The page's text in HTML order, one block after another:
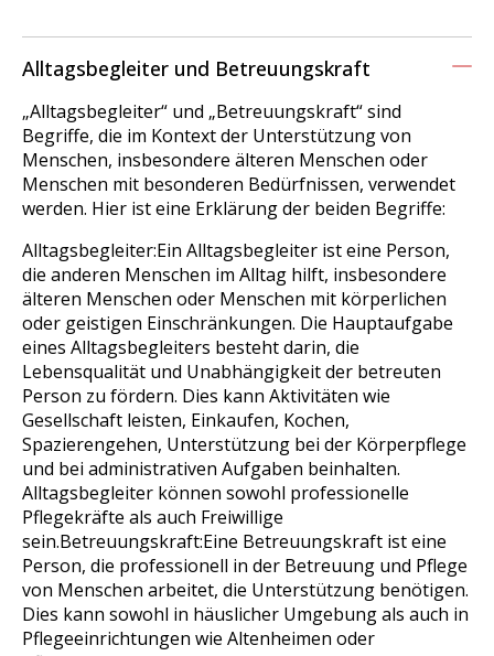
Alltagsbegleiter und Betreuungskraft
„Alltagsbegleiter“ und „Betreuungskraft“ sind
Begriffe, die im Kontext der Unterstützung von
Menschen, insbesondere älteren Menschen oder
Menschen mit besonderen Bedürfnissen, verwendet
werden. Hier ist eine Erklärung der beiden Begriffe:
Alltagsbegleiter:Ein Alltagsbegleiter ist eine Person,
die anderen Menschen im Alltag hilft, insbesondere
älteren Menschen oder Menschen mit körperlichen
oder geistigen Einschränkungen. Die Hauptaufgabe
eines Alltagsbegleiters besteht darin, die
Lebensqualität und Unabhängigkeit der betreuten
Person zu fördern. Dies kann Aktivitäten wie
Gesellschaft leisten, Einkaufen, Kochen,
Spazierengehen, Unterstützung bei der Körperpflege
und bei administrativen Aufgaben beinhalten.
Alltagsbegleiter können sowohl professionelle
Pflegekräfte als auch Freiwillige
sein.Betreuungskraft:Eine Betreuungskraft ist eine
Person, die professionell in der Betreuung und Pflege
von Menschen arbeitet, die Unterstützung benötigen.
Dies kann sowohl in häuslicher Umgebung als auch in
Pflegeeinrichtungen wie Altenheimen oder